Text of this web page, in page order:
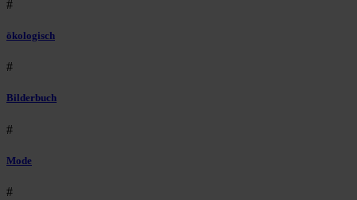
#
ökologisch
#
Bilderbuch
#
Mode
#